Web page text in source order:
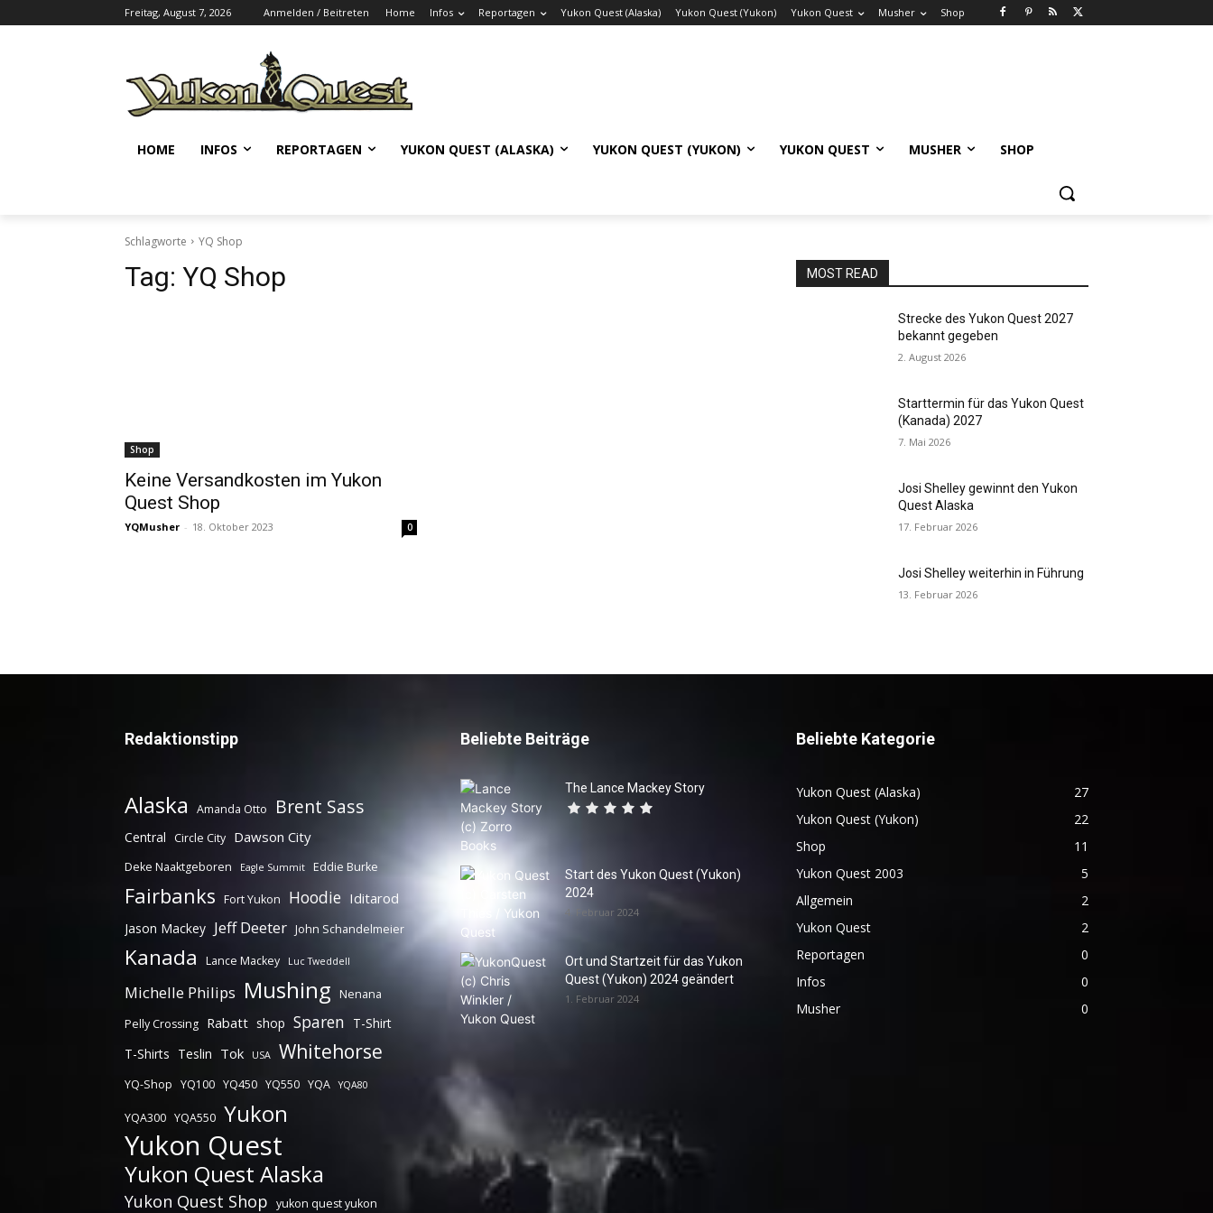
Freitag, August 7, 2026 Anmelden / Beitreten Home Infos Reportagen Yukon Quest (Alaska) Yukon Quest (Yukon) Yukon Quest Musher Shop
HOME INFOS REPORTAGEN YUKON QUEST (ALASKA) YUKON QUEST (YUKON) YUKON QUEST MUSHER SHOP
Schlagworte YQ Shop
Tag: YQ Shop
Shop
Keine Versandkosten im Yukon
Quest Shop
YQMusher - 18. Oktober 2023 0
MOST READ
Strecke des Yukon Quest 2027
bekannt gegeben
2. August 2026
Starttermin für das Yukon Quest
(Kanada) 2027
7. Mai 2026
Josi Shelley gewinnt den Yukon
Quest Alaska
17. Februar 2026
Josi Shelley weiterhin in Führung
13. Februar 2026
Redaktionstipp
Alaska Amanda Otto Brent Sass
Central Circle City Dawson City
Deke Naaktgeboren Eagle Summit Eddie Burke
Fairbanks Fort Yukon Hoodie Iditarod
Jason Mackey Jeff Deeter John Schandelmeier
Kanada Lance Mackey Luc Tweddell
Michelle Philips Mushing
Nenana
Pelly Crossing Rabatt shop Sparen T-Shirt
T-Shirts Teslin Tok USA Whitehorse
YQ-Shop YQ100 YQ450 YQ550 YQA YQA80
YQA300 YQA550 Yukon
Yukon Quest
Yukon Quest Alaska
Yukon Quest Shop yukon quest yukon
Beliebte Beiträge
The Lance Mackey Story
Start des Yukon Quest (Yukon)
2024
4. Februar 2024
Ort und Startzeit für das Yukon
Quest (Yukon) 2024 geändert
1. Februar 2024
Beliebte Kategorie
Yukon Quest (Alaska)
27
Yukon Quest (Yukon)
22
Shop
11
Yukon Quest 2003
5
Allgemein
2
Yukon Quest
2
Reportagen
0
Infos
0
Musher
0